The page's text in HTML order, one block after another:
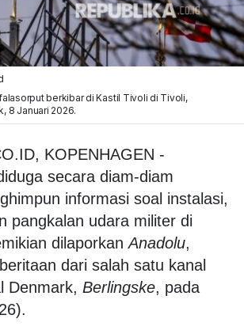
berkibar di Kastil Tivoli di Tivoli,
8 Januari 2026.
KOPENHAGEN -
secara diam-diam
informasi soal instalasi,
pangkalan udara militer di
dilaporkanAnadolu,
dari salah satu kanal
Denmark, Berlingske, pada